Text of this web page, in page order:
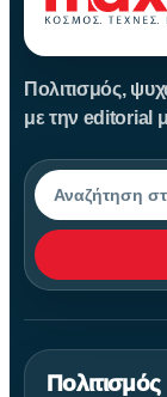
Πολιτισμός,
με την editorial
Αναζήτηση
Πολιτισμός